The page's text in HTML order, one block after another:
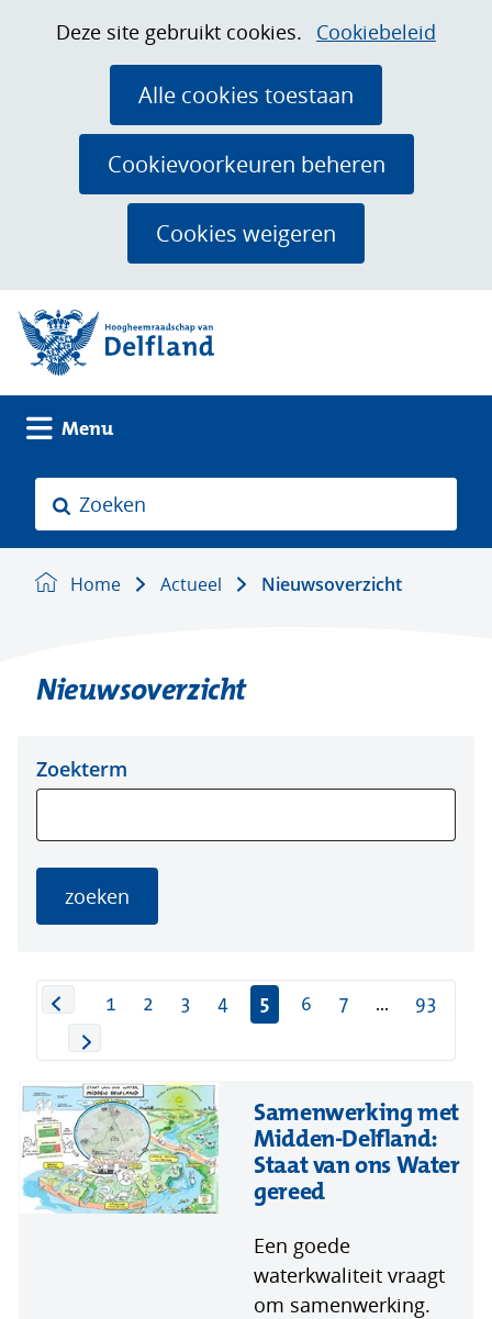
Cookies
toestaan?
Deze site gebruikt cookies. Cookiebeleid
worden
toegestaan
Alle cookies toestaan
Cookievoorkeuren beheren
Cookies weigeren
Ga
de
inhoud
(naar homepage)
MenuUitklappen
e
Zoeken
Home Actueel Nieuwsoverzicht
Nieuwsoverzicht
Zoeken
in
de
index
Zoeken
binnen
index
Zoekterm
zoeken
1 2 3 4 5 6 7 ... 93
Samenwerking met
Midden-Delfland:
Staat van ons Water
gereed
Een goede
waterkwaliteit vraagt
om samenwerking.